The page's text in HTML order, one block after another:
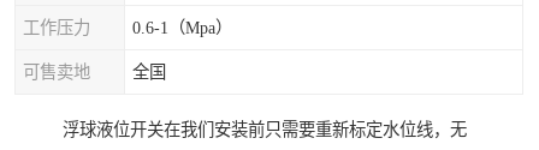
工作压力 0.6-1（Mpa）
可售卖地 全国
浮球液位开关在我们安装前只需要重新标定水位线，无